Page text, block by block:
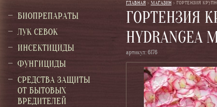
БИОПРЕПАРАТЫ
ЛУК СЕВОК
ИНСЕКТИЦИДЫ
ФУНГИЦИДЫ
СРЕДСТВА ЗАЩИТЫ
ОТ БЫТОВЫХ
ВРЕДИТЕЛЕЙ
ГЛАВНАЯ > МАГАЗИН > ГОРТЕНЗИЯ
ГОРТЕНЗИЯ
HYDRANGEA
артикул: 6176